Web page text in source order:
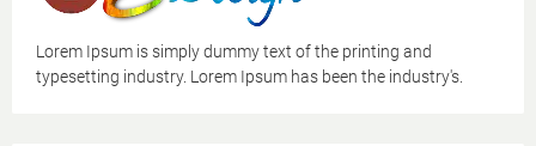
Lorem Ipsum is simply dummy text of the printing and
typesetting industry. Lorem Ipsum has been the industry's.